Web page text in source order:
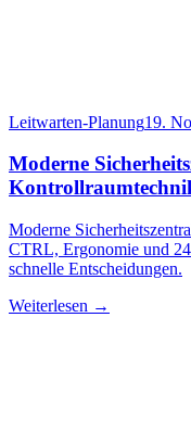
Leitwarten-Planung19.
Moderne
Moderne
CTRL, Ergonomie und
schnelle Entscheidungen.
Weiterlesen →